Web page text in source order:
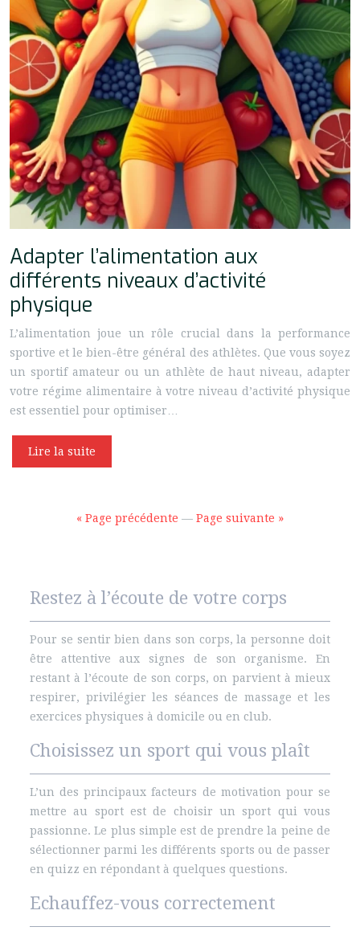
Adapter l’alimentation aux
différents niveaux d’activité
physique
L’alimentation joue un rôle crucial dans la performance
sportive et le bien-être général des athlètes. Que vous soyez
un sportif amateur ou un athlète de haut niveau, adapter
votre régime alimentaire à votre niveau d’activité physique
est essentiel pour optimiser…
Lire la suite
« Page précédente — Page suivante »
Restez à l’écoute de votre corps
Pour se sentir bien dans son corps, la personne doit
être attentive aux signes de son organisme. En
restant à l’écoute de son corps, on parvient à mieux
respirer, privilégier les séances de massage et les
exercices physiques à domicile ou en club.
Choisissez un sport qui vous plaît
L’un des principaux facteurs de motivation pour se
mettre au sport est de choisir un sport qui vous
passionne. Le plus simple est de prendre la peine de
sélectionner parmi les différents sports ou de passer
en quizz en répondant à quelques questions.
Echauffez-vous correctement